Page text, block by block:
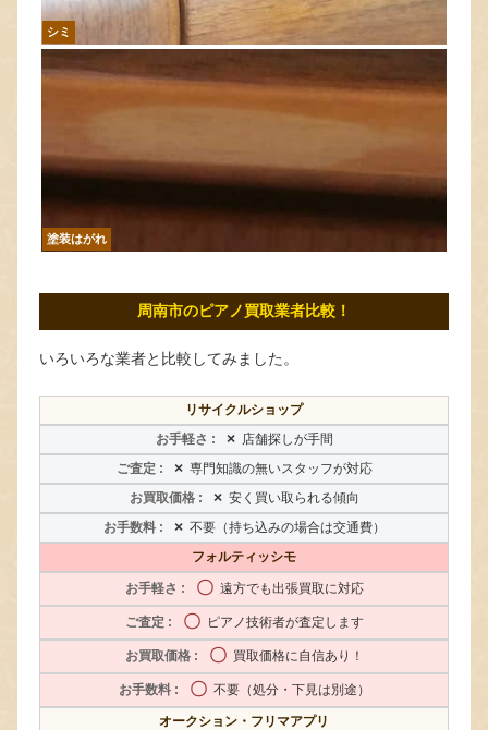
シミ
塗装はがれ
周南市のピアノ買取業者比較！
いろいろな業者と比較してみました。
リサイクルショップ
× 店舗探しが手間
× 専門知識の無いスタッフが対応
× 安く買い取られる傾向
× 不要（持ち込みの場合は交通費）
フォルティッシモ
〇 遠方でも出張買取に対応
〇 ピアノ技術者が査定します
〇 買取価格に自信あり！
〇 不要（処分・下見は別途）
オークション・フリマアプリ